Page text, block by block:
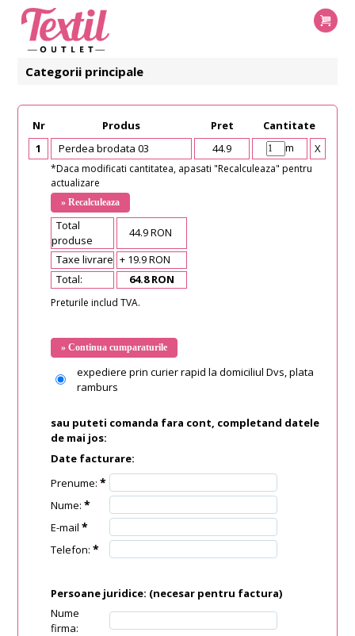
Categorii principale
Nr Produs Pret
Cantitate
1
Perdea brodata 03 44.9 m X
*Daca modificati cantitatea, apasati "Recalculeaza" pentru
actualizare
Total
produse
44.9 RON
Taxe livrare + 19.9 RON
Total:
64.8 RON
Preturile includ TVA.
expediere prin curier rapid la domiciliul Dvs, plata
ramburs
sau puteti comanda fara cont, completand datele
de mai jos:
Date facturare:
Prenume:*
Nume:*
E-mail*
Telefon:*
Persoane juridice: (necesar pentru factura)
Nume
firma: